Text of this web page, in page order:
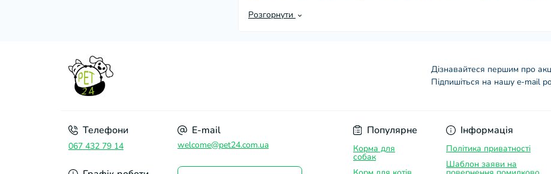
біосистему акваріума в цілому.
простою, але, проте, вимагає обережності і зручного
акваріумі грунту. Прибирання забруднень, що осіли, роблять в міру
здійснення потрібні максимально зручні і ефективні засоби.
Сучасних моделей сифонів для акваріума
Вибір сучасних сифонів широкий. Він включає як прості вакуумні
втягування води або без неї, так і електричні пристрої.
Розгорнути
Дізнавайтеся першим про
Підпишіться на нашу e-mail
Телефони
067 432 79 14
E-mail
welcome@pet24.com.ua
Популярне
Корма для
собак
Інформація
Політика приватності
Шаблон заяви на